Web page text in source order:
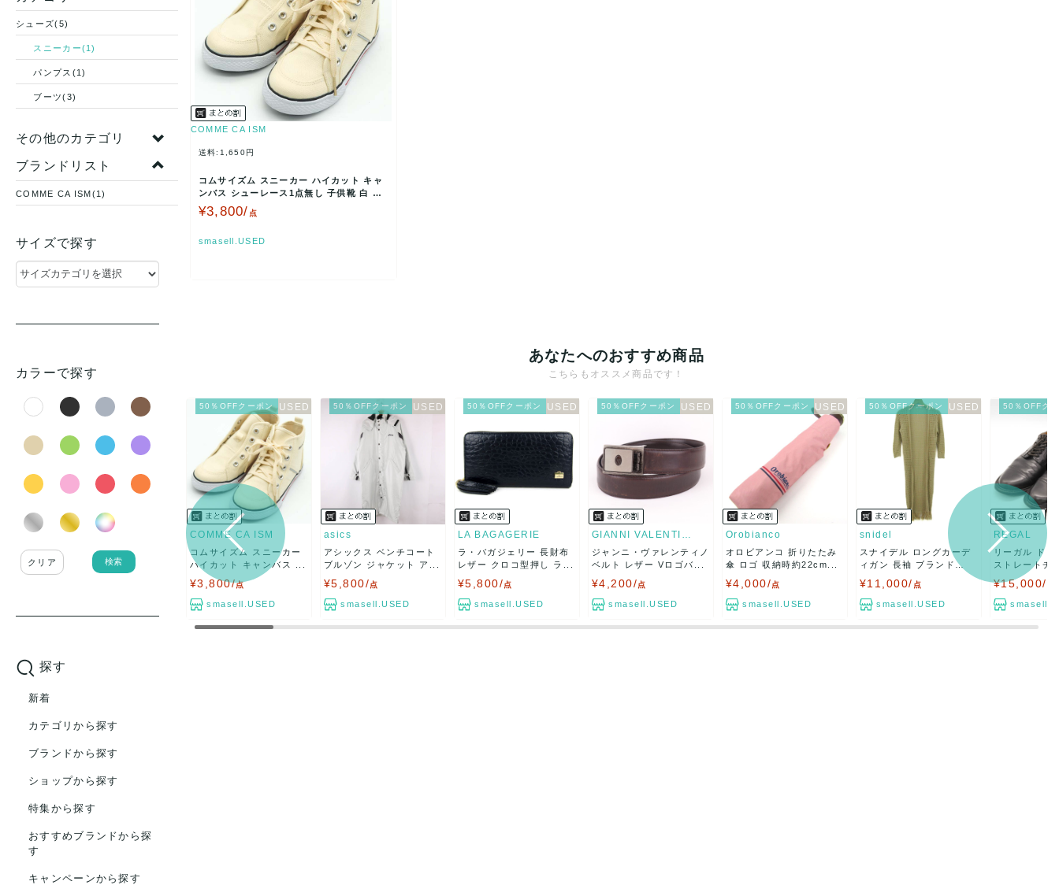
シューズ(5)
スニーカー(1)
パンプス(1)
ブーツ(3)
その他のカテゴリ
ブランドリスト
COMME CA ISM(1)
サイズで探す
カラーで探す
クリア 検索
探す
新着
カテゴリから探す
ブランドから探す
ショップから探す
特集から探す
おすすめブランドから探
す
キャンペーンから探す
COMME CA ISM
送料:1,650円
コムサイズム スニーカー ハイカット キャ
ンバス シューレース1点無し 子供靴 白 キ
ッズ 男の子用…
¥3,800/ 点
smasell.USED
あなたへのおすすめ商品
こちらもオススメ商品です！
50％OFFクーポン
COMME CA ISM
コムサイズム スニーカー
ハイカット キャンバス ...
¥3,800/点
smasell.USED
50％OFFクーポン
asics
アシックス ベンチコート
ブルゾン ジャケット ア...
¥5,800/点
smasell.USED
50％OFFクーポン
LA BAGAGERIE
ラ・バガジェリー 長財布
レザー クロコ型押し ラ...
¥5,800/点
smasell.USED
50％OFFクーポン
GIANNI VALENTINO
ジャンニ・ヴァレンティノ
ベルト レザー Vロゴバ...
¥4,200/点
smasell.USED
50％OFFクーポン
Orobianco
オロビアンコ 折りたたみ
傘 ロゴ 収納時約22cm...
¥4,000/点
smasell.USED
50％OFFクーポン
snidel
スナイデル ロングカーデ
ィガン 長袖 ブランド
¥11,000/ 点
smasell.USED
50％OFFク
REGAL
リーガル ドレ
ストレートチ
¥15,000/